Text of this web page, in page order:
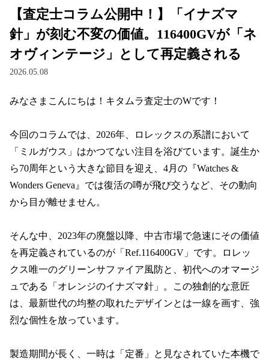
【査定士コラム公開中！】「イナズマ
針」が刻む不変の価値。116400GVが「ネ
オヴィンテージ」として再定義される
2026.05.08
みなさまこんにちは！キタムラ査定士のWです！
今回のコラムでは、2026年、ロレックスの系譜において
「ミルガウス」はかつてない注目を浴びています。誕生か
ら70周年という大きな節目を迎え、4月の『Watches &
Wonders Geneva』では復活の噂が飛び交うなど、その動向
から目が離せません。
そんな中、2023年の廃盤以降、中古市場で急速にその価値
を再定義されているのが「Ref.116400GV」です。ロレッ
クス唯一のグリーンサファイア風防と、初代へのオマージ
ュである「オレンジのイナズマ針」。この独創的な意匠
は、最新世代の均整の取れたデザインとは一線を画す、強
烈な個性を放っています。
製造期間が長く、一時は「定番」と見なされていた本機で